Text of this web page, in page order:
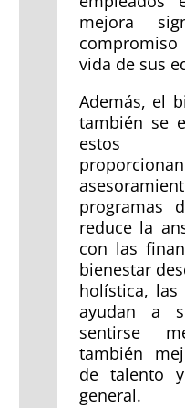
mejora
vida de sus
Además, el
también se
estos
programas
reduce la
con las
bienestar
holística,
ayudan a
sentirse
también
de talento
general.